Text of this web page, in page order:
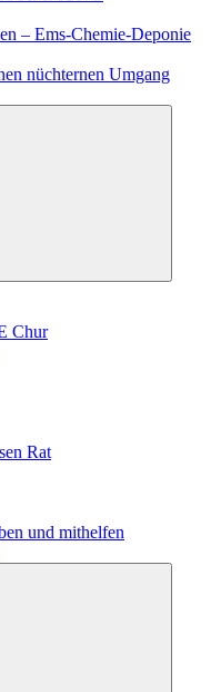
– Ems-Chemie-Deponie
nüchternen Umgang
Chur
Rat
und mithelfen